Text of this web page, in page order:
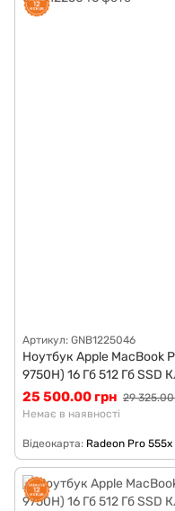
Артикул: GNB1225046
Ноутбук Apple MacBook
9750H) 16 Гб 512 Гб SSD
25 500.00 грн 29 325.00
Немає в наявності
Відеокарта Radeon Pro 555x